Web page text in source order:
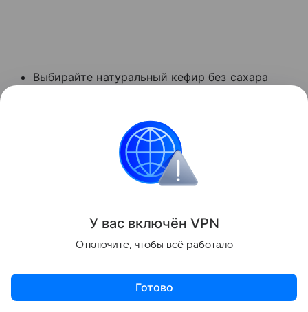
Выбирайте натуральный кефир без сахара
Обращайте внимание на срок годности:
в более «свежем» продукте обычно больше
живых культур и он мягче по вкусу.
Пейте 1 стакан (200−250 мл) кефира в день,
употреблять и больше напитка, но учитывайте
при этом общую калорийность рациона
Пробуйте разные варианты употребления:
отдельно, в смузи, вместо молока в овсянке
У вас включён VPN
Отключите, чтобы всё работало
Готово